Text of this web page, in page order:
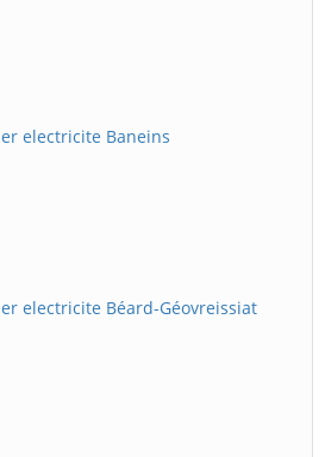
electricite Baneins
electricite Béard-Géovreissiat